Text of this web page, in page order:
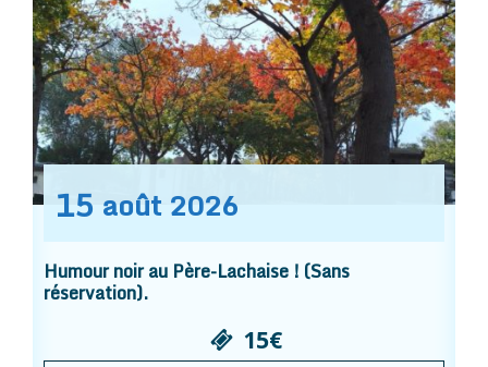
15 août 2026
Humour noir au Père-Lachaise ! (Sans
réservation).
15€